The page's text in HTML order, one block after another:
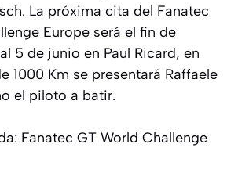
La próxima cita del Fanatec
Europe será el fin de
5 de junio en Paul Ricard, en
1000 Km se presentará Raffaele
el piloto a batir.
Fanatec GT World Challenge